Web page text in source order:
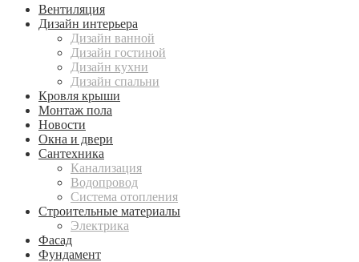
Вентиляция
Дизайн интерьера
Дизайн ванной
Дизайн гостиной
Дизайн кухни
Дизайн спальни
Кровля крыши
Монтаж пола
Новости
Окна и двери
Сантехника
Канализация
Водопровод
Система отопления
Строительные материалы
Электрика
Фасад
Фундамент